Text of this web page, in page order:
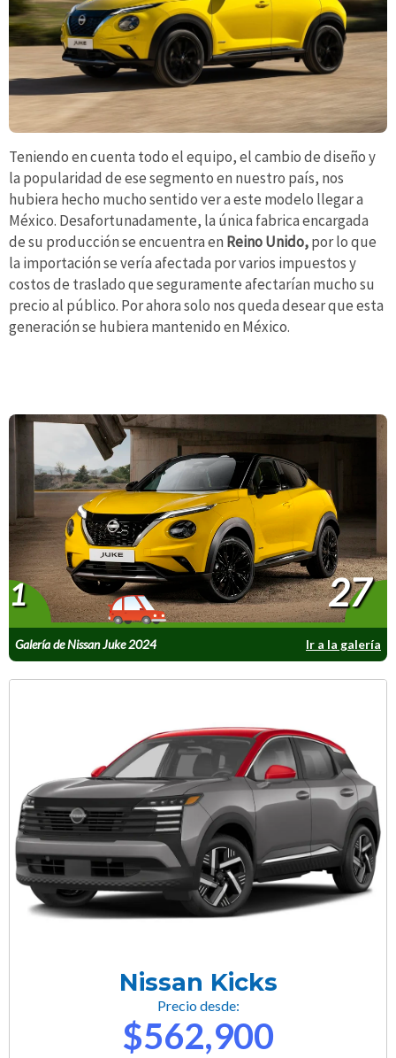
Teniendo en cuenta todo el equipo, el cambio de diseño y
la popularidad de ese segmento en nuestro país, nos
hubiera hecho mucho sentido ver a este modelo llegar a
México. Desafortunadamente, la única fabrica encargada
de su producción se encuentra en Reino Unido,por lo que
la importación se vería afectada por varios impuestos y
costos de traslado que seguramente afectarían mucho su
precio al público. Por ahora solo nos queda desear que esta
generación se hubiera mantenido en México.
Galería de Nissan Juke 2024 Ir a la galería
1 27
Nissan Kicks
Precio desde:
$562,900